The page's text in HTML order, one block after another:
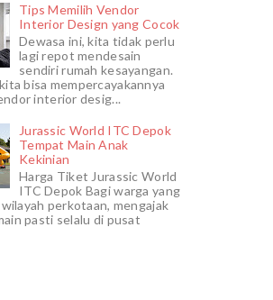
Tips Memilih Vendor
Interior Design yang Cocok
Dewasa ini, kita tidak perlu
lagi repot mendesain
sendiri rumah kesayangan.
bisa mempercayakannya
interior desig...
Jurassic World ITC Depok
Tempat Main Anak
Kekinian
Harga Tiket Jurassic World
ITC Depok Bagi warga yang
perkotaan, mengajak
pasti selalu di pusat